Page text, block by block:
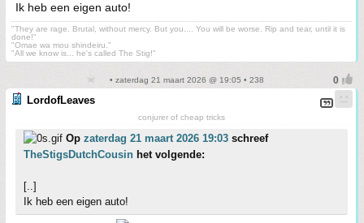
Ik heb een eigen auto!
"They are rage. Brutal, without mercy. But you.... You will be worse. Rip and tear, until it is
done!"
"Omae wa mou shindeiru."
"All we know is... he's called The Stig!"
• zaterdag 21 maart 2026 @ 19:05 • 238
LordofLeaves
conjurer of cheap tricks
Op zaterdag 21 maart 2026 19:03 schreef
TheStigsDutchCousin het volgende:
[..]
Ik heb een eigen auto!